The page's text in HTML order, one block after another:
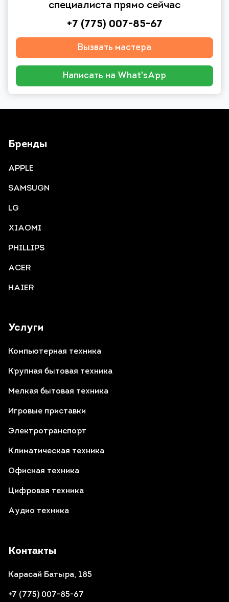
специалиста прямо сейчас
+7 (775) 007-85-67
Вызвать мастера
Написать на What'sApp
Контакты
Карасай Батыра, 185
+7 (775) 007-85-67
Услуги
Компьютерная техника
Крупная бытовая техника
Мелкая бытовая техника
Игровые приставки
Электротранспорт
Климатическая техника
Офисная техника
Цифровая техника
Аудио техника
Бренды
APPLE
SAMSUGN
LG
XIAOMI
PHILLIPS
ACER
HAIER